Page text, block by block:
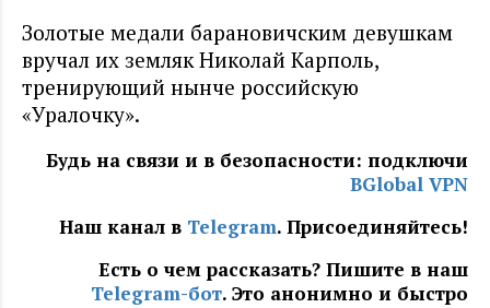
Золотые медали барановичским девушкам
вручал их земляк Николай Карполь,
тренирующий нынче российскую
«Уралочку».
Будь на связи и в безопасности: подключи
BGlobal VPN
Наш канал в Telegram. Присоединяйтесь!
Есть о чем рассказать? Пишите в наш
Telegram-бот. Это анонимно и быстро